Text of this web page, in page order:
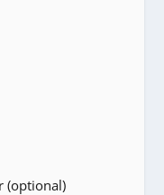
(optional)